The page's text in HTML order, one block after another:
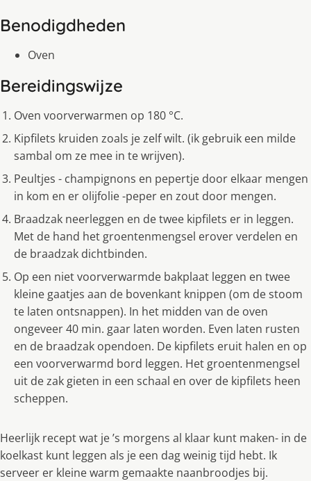
Benodigdheden
Oven
Bereidingswijze
Oven voorverwarmen op 180 °C.
Kipfilets kruiden zoals je zelf wilt. (ik gebruik een milde
sambal om ze mee in te wrijven).
Peultjes - champignons en pepertje door elkaar mengen
in kom en er olijfolie -peper en zout door mengen.
Braadzak neerleggen en de twee kipfilets er in leggen.
Met de hand het groentenmengsel erover verdelen en
de braadzak dichtbinden.
Op een niet voorverwarmde bakplaat leggen en twee
kleine gaatjes aan de bovenkant knippen (om de stoom
te laten ontsnappen). In het midden van de oven
ongeveer 40 min. gaar laten worden. Even laten rusten
en de braadzak opendoen. De kipfilets eruit halen en op
een voorverwarmd bord leggen. Het groentenmengsel
uit de zak gieten in een schaal en over de kipfilets heen
scheppen.
Heerlijk recept wat je ’s morgens al klaar kunt maken- in de
koelkast kunt leggen als je een dag weinig tijd hebt. Ik
serveer er kleine warm gemaakte naanbroodjes bij.